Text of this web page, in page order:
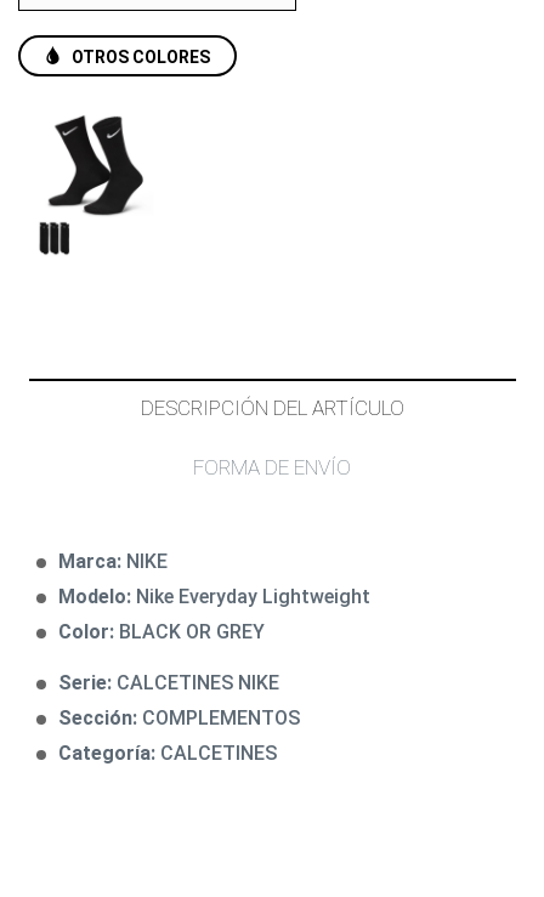
OTROS COLORES
DESCRIPCIÓN DEL ARTÍCULO
FORMA DE ENVÍO
Marca: NIKE
Modelo: Nike Everyday Lightweight
Color: BLACK OR GREY
Serie: CALCETINES NIKE
Sección: COMPLEMENTOS
Categoría: CALCETINES